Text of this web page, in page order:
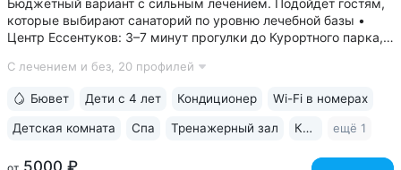
которые выбирают санаторий по уровню лечебной базы •
Центр Ессентуков: 3–7 минут прогулки до Курортного парка,
вокзала • Более 60 лет экспертизы в реабилитации
С лечением и без, 20 профилей
Бювет Дети с 4 лет Кондиционер Wi-Fi в номерах
Детская комната Спа Тренажерный зал Караоке ещё 1